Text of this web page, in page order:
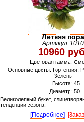
Летняя пора
Артикул: 1010
10960
Цветовая гамма:
Основные цветы: Гортензия,
Зелень
Высота: 45
Диаметр: 50
Великолепный букет,
тенденции сезона.
[Подробнее]